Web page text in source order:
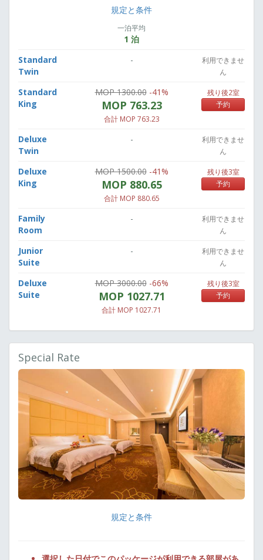
規定と条件
一泊平均
1 泊
Standard
Twin
-
利用できませ
ん
Standard
King
MOP 1300.00 -41%
MOP 763.23
合計 MOP 763.23
残り後2室
予約
Deluxe
Twin
-
利用できませ
ん
Deluxe
King
MOP 1500.00 -41%
MOP 880.65
合計 MOP 880.65
残り後3室
予約
Family
Room
-
利用できませ
ん
Junior
Suite
-
利用できませ
ん
Deluxe
Suite
MOP 3000.00 -66%
MOP 1027.71
合計 MOP 1027.71
残り後3室
予約
Special Rate
規定と条件